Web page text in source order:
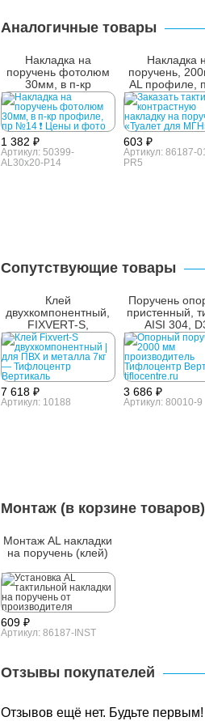
Аналогичные товары
Накладка на
поручень фотолюм
30мм, в п-кр
профиле, пр №14
1 382 ₽
Артикул: 50399-
AL30x20-P14
Накладка
поручень,
AL профиле,
№5
603 ₽
Артикул: 86187-
PR5
Сопутствующие товары
Клей
двухкомпонентный,
FIXVERT-S,
универсальный, 7 кг
7 618 ₽
Артикул: 10188
Поручень
пристенный,
AISI 304,
3 686 ₽
Артикул: 80010-9
Монтаж (в корзине товаров)
Монтаж AL накладки
на поручень (клей)
609 ₽
Артикул: 86187-INST
Отзывы покупателей
Отзывов ещё нет. Будьте первым!